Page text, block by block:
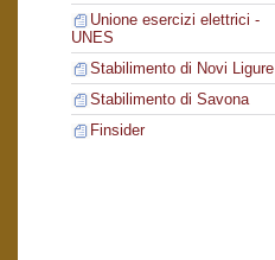
Unione esercizi elettrici -
UNES
Stabilimento di Novi Ligure
Stabilimento di Savona
Finsider